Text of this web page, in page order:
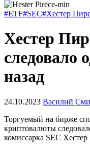
#ETF#SEC#Хестер
Хестер
следовало
назад
24.10.2023 Василий
Торгуемый на бирже
криптовалюты
комиссарка SEC